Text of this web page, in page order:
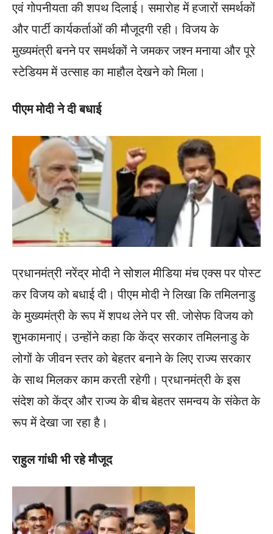
एवं गोपनीयता की शपथ दिलाई। समारोह में हजारों समर्थकों
और पार्टी कार्यकर्ताओं की मौजूदगी रही। विजय के
मुख्यमंत्री बनने पर समर्थकों ने जमकर जश्न मनाया और पूरे
स्टेडियम में उत्साह का माहौल देखने को मिला।
पीएम मोदी ने दी बधाई
प्रधानमंत्री नरेंद्र मोदी ने सोशल मीडिया मंच एक्स पर पोस्ट
कर विजय को बधाई दी। पीएम मोदी ने लिखा कि तमिलनाडु
के मुख्यमंत्री के रूप में शपथ लेने पर सी. जोसेफ विजय को
शुभकामनाएं। उन्होंने कहा कि केंद्र सरकार तमिलनाडु के
लोगों के जीवन स्तर को बेहतर बनाने के लिए राज्य सरकार
के साथ मिलकर काम करती रहेगी। प्रधानमंत्री के इस
संदेश को केंद्र और राज्य के बीच बेहतर समन्वय के संकेत के
रूप में देखा जा रहा है।
राहुल गांधी भी रहे मौजूद